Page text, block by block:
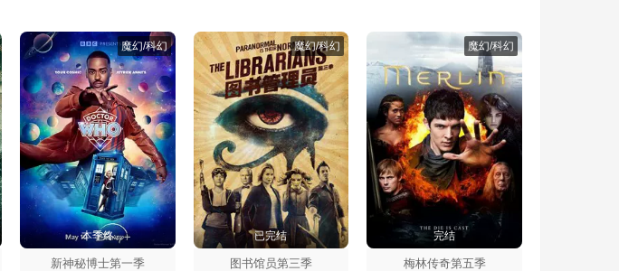
本季终
魔幻/科幻
新神秘博士第一季
已完结
魔幻/科幻
图书馆员第三季
完结
魔幻/科幻
梅林传奇第五季